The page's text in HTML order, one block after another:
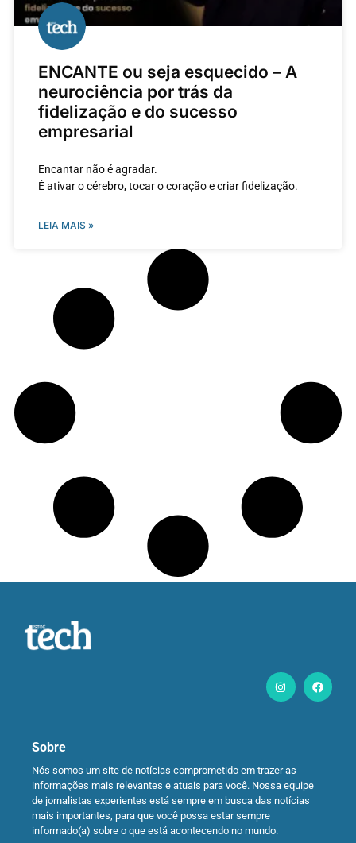
ENCANTE ou seja esquecido – A
neurociência por trás da
fidelização e do sucesso
empresarial
Encantar não é agradar.
É ativar o cérebro, tocar o coração e criar fidelização.
LEIA MAIS »
Sobre
Nós somos um site de notícias comprometido em trazer as
informações mais relevantes e atuais para você. Nossa equipe
de jornalistas experientes está sempre em busca das notícias
mais importantes, para que você possa estar sempre
informado(a) sobre o que está acontecendo no mundo.